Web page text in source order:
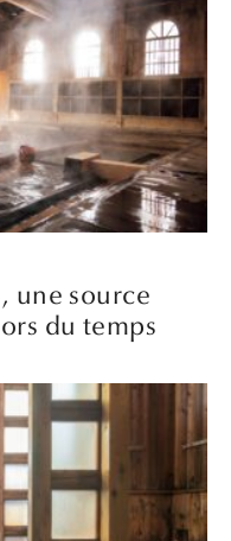
une source
du temps